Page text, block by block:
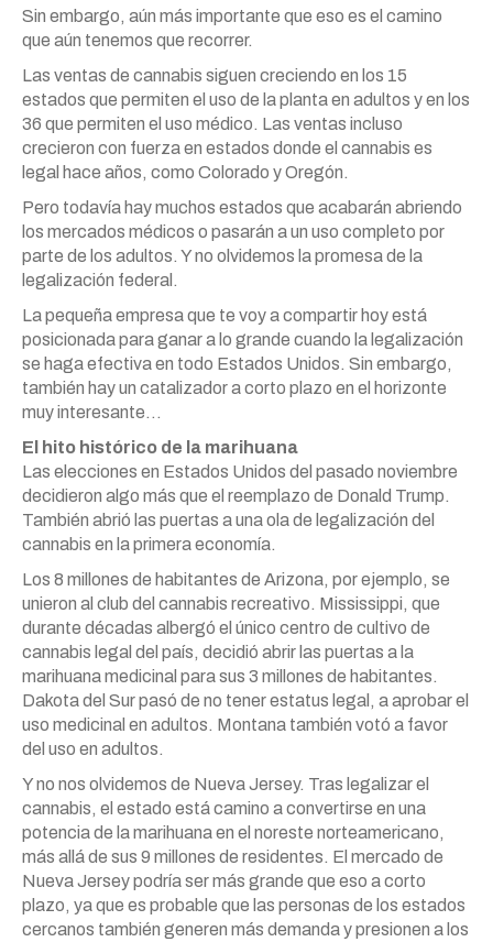
Sin embargo, aún más importante que eso es el camino
que aún tenemos que recorrer.
Las ventas de cannabis siguen creciendo en los 15
estados que permiten el uso de la planta en adultos y en los
36 que permiten el uso médico. Las ventas incluso
crecieron con fuerza en estados donde el cannabis es
legal hace años, como Colorado y Oregón.
Pero todavía hay muchos estados que acabarán abriendo
los mercados médicos o pasarán a un uso completo por
parte de los adultos. Y no olvidemos la promesa de la
legalización federal.
La pequeña empresa que te voy a compartir hoy está
posicionada para ganar a lo grande cuando la legalización
se haga efectiva en todo Estados Unidos. Sin embargo,
también hay un catalizador a corto plazo en el horizonte
muy interesante…
El hito histórico de la marihuana
Las elecciones en Estados Unidos del pasado noviembre
decidieron algo más que el reemplazo de Donald Trump.
También abrió las puertas a una ola de legalización del
cannabis en la primera economía.
Los 8 millones de habitantes de Arizona, por ejemplo, se
unieron al club del cannabis recreativo. Mississippi, que
durante décadas albergó el único centro de cultivo de
cannabis legal del país, decidió abrir las puertas a la
marihuana medicinal para sus 3 millones de habitantes.
Dakota del Sur pasó de no tener estatus legal, a aprobar el
uso medicinal en adultos. Montana también votó a favor
del uso en adultos.
Y no nos olvidemos de Nueva Jersey. Tras legalizar el
cannabis, el estado está camino a convertirse en una
potencia de la marihuana en el noreste norteamericano,
más allá de sus 9 millones de residentes. El mercado de
Nueva Jersey podría ser más grande que eso a corto
plazo, ya que es probable que las personas de los estados
cercanos también generen más demanda y presionen a los